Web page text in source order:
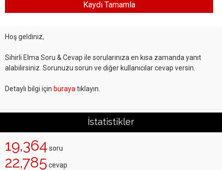
Hoş geldiniz,
Sihirli Elma Soru & Cevap ile sorularınıza en kısa zamanda yanıt
alabilirsiniz. Sorunuzu sorun ve diğer kullanıcılar cevap versin.
Detaylı bilgi için buraya tıklayın.
İstatistikler
19,364 soru
22,785 cevap